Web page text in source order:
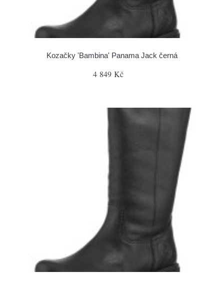
Kozačky 'Bambina' Panama Jack černá
4 849 Kč